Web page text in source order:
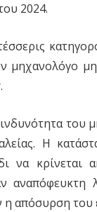
2024.
μηχανολόγο
.
του
Η
να κρίνεται
η απόσυρση του